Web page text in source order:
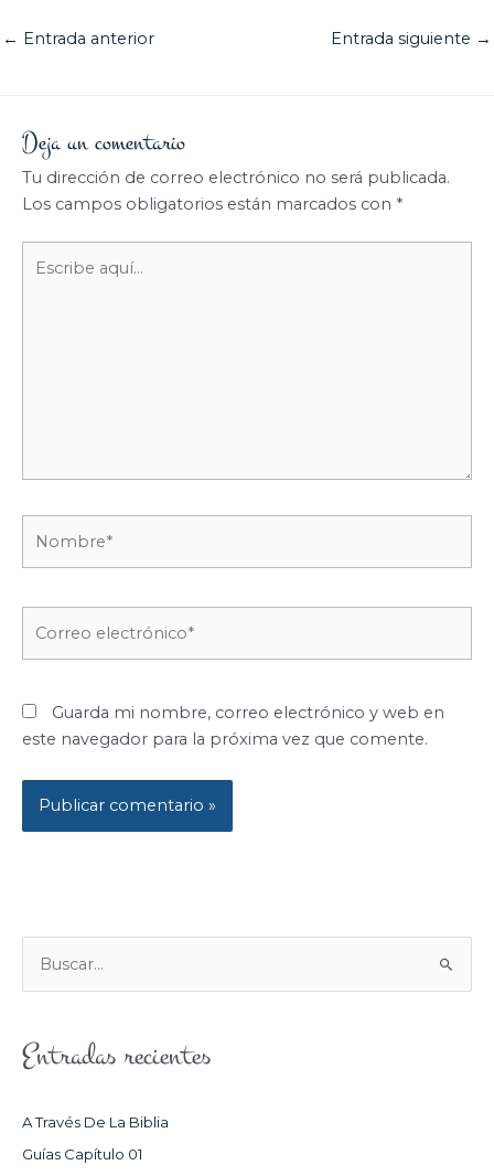
← Entrada anterior Entrada siguiente →
Deja un comentario
Tu dirección de correo electrónico no será publicada.
Los campos obligatorios están marcados con *
aquí...
Guarda mi nombre, correo electrónico y web en
este navegador para la próxima vez que comente.
U
C
Entradas recientes
A Través De La Biblia
Guías Capítulo 01